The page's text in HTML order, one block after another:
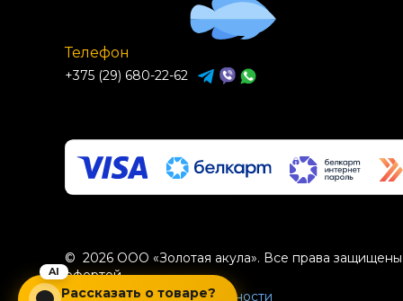
Телефон
+375 (29) 680-22-62
© 2026 ООО «Золотая акула». Все права
офертой.
Политика конфиденциальности
Рассказать о товаре?